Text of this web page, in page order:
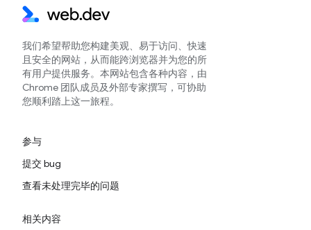
我们希望帮助您构建美观、易于访问、快速
且安全的网站，从而能跨浏览器并为您的所
有用户提供服务。本网站包含各种内容，由
Chrome 团队成员及外部专家撰写，可协助
您顺利踏上这一旅程。
参与
提交 bug
查看未处理完毕的问题
相关内容